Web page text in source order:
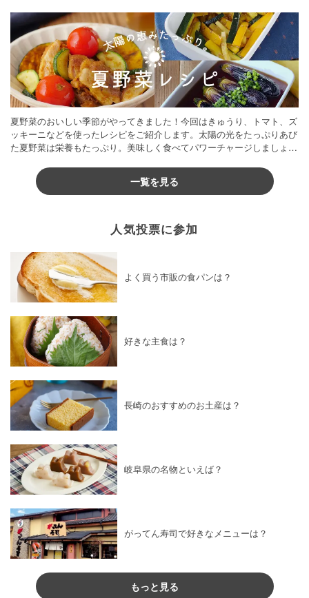
夏野菜のおいしい季節がやってきました！今回はきゅうり、トマト、ズ
ッキーニなどを使ったレシピをご紹介します。太陽の光をたっぷりあび
た夏野菜は栄養もたっぷり。美味しく食べてパワーチャージしましょう
一覧を見る
人気投票に参加
よく買う市販の食パンは？
好きな主食は？
長崎のおすすめのお土産は？
岐阜県の名物といえば？
がってん寿司で好きなメニューは？
もっと見る